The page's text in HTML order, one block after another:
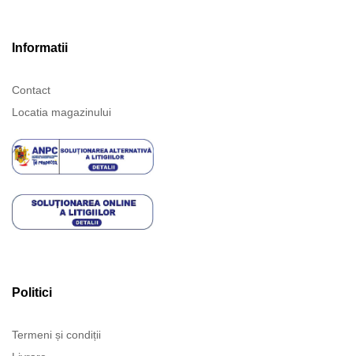
Informatii
Contact
Locatia magazinului
Politici
Termeni și condiții